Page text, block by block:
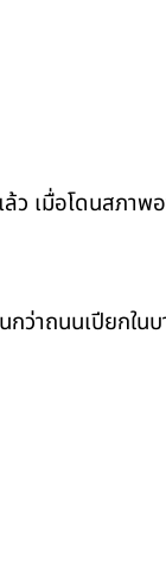
เมื่อโดนสภาพ
กว่าถนนเปียกใน